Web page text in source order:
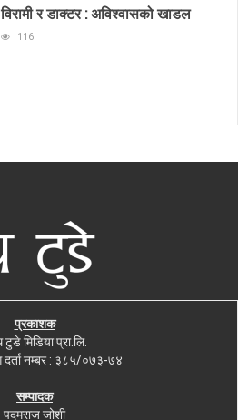
विरामी र डाक्टर : अविश्वासको खाडल
116
प्रकाशक
मिडिया प्रा.लि.
दर्ता नम्बर : ३८५/०७३-७४
सम्पादक
पदमराज जोशी